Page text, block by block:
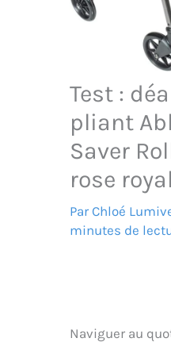
Test :
pliant
Saver
rose
Par Chloé
minutes de
Naviguer au